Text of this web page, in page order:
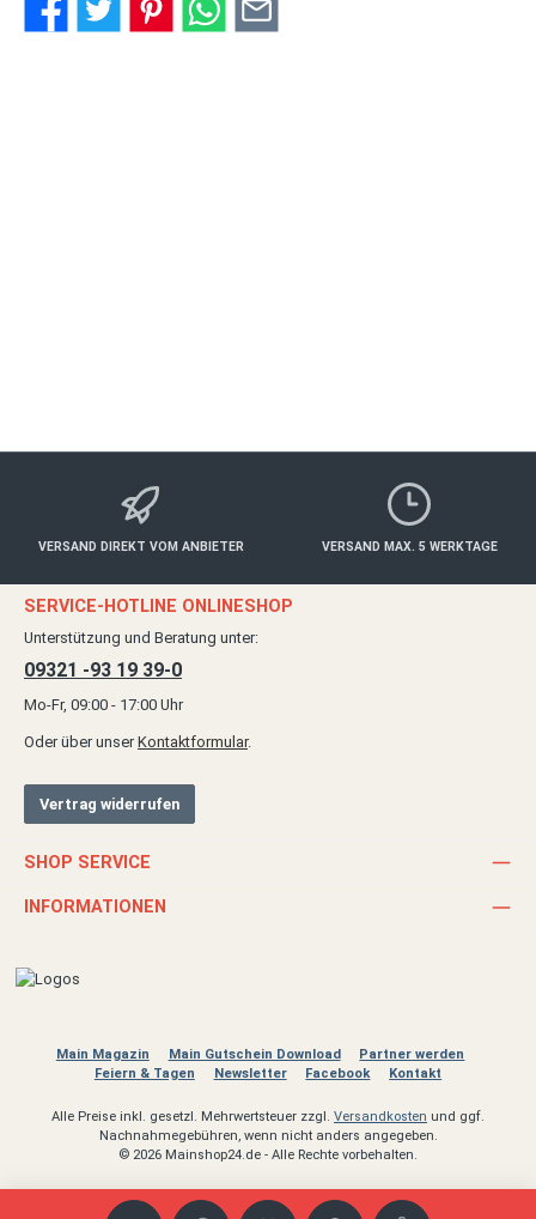
VERSAND DIREKT VOM ANBIETER VERSAND MAX. 5 WERKTAGE
SERVICE-HOTLINE ONLINESHOP
Unterstützung und Beratung unter:
09321 -93 19 39-0
Mo-Fr, 09:00 - 17:00 Uhr
Oder über unser Kontaktformular.
Vertrag widerrufen
SHOP SERVICE
INFORMATIONEN
Main Magazin Main Gutschein Download
Partner werden
Feiern & Tagen
Newsletter Facebook Kontakt
Alle Preise inkl. gesetzl. Mehrwertsteuer zzgl. Versandkosten und ggf.
Nachnahmegebühren, wenn nicht anders angegeben.
© 2026 Mainshop24.de - Alle Rechte vorbehalten.